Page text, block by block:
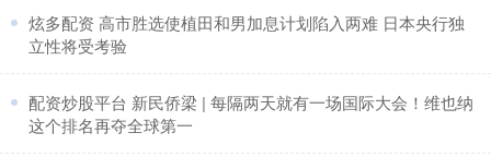
​炫多配资 高市胜选使植田和男加息计划陷入两难 日本央行独
立性将受考验
​配资炒股平台 新民侨梁 | 每隔两天就有一场国际大会！维也纳
这个排名再夺全球第一